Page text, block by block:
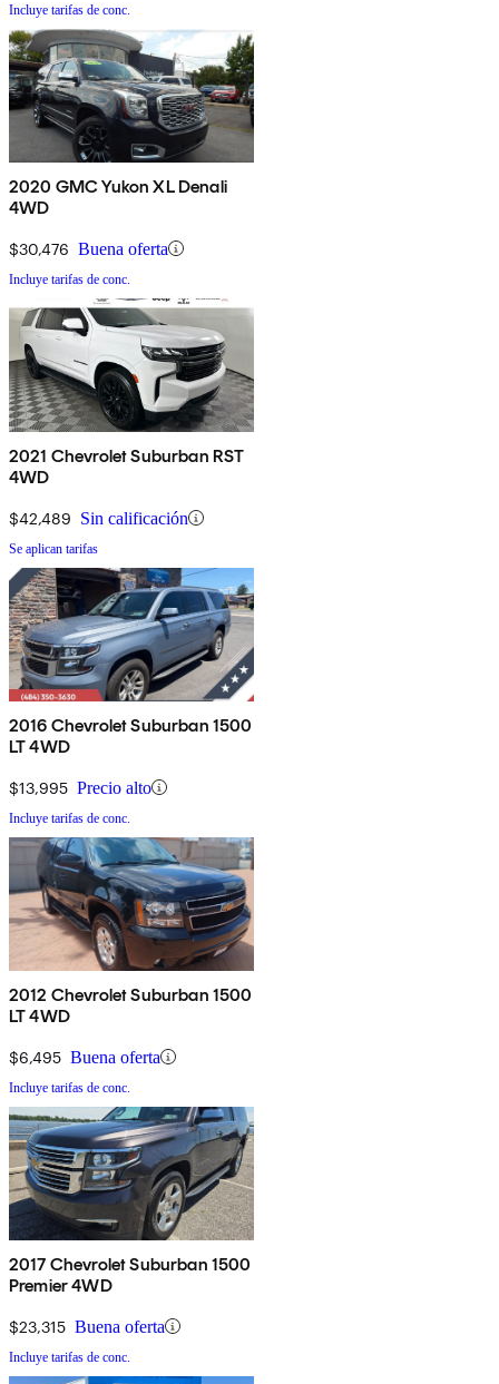
Incluye tarifas de conc.
2020 GMC Yukon XL Denali
4WD
$30,476 Buena oferta
Incluye tarifas de conc.
2021 Chevrolet Suburban RST
4WD
$42,489 Sin calificación
Se aplican tarifas
2016 Chevrolet Suburban 1500
LT 4WD
$13,995 Precio alto
Incluye tarifas de conc.
2012 Chevrolet Suburban 1500
LT 4WD
$6,495 Buena oferta
Incluye tarifas de conc.
2017 Chevrolet Suburban 1500
Premier 4WD
$23,315 Buena oferta
Incluye tarifas de conc.